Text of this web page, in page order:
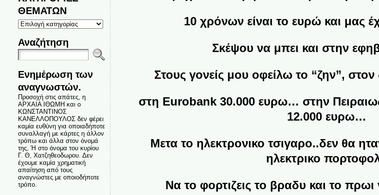
ΘΕΜΑΤΩΝ
ΚΑΤΗΓΟΡΙΕΣ
ΘΕΜΑΤΩΝ
Αναζήτηση
Ενημέρωση των
αναγνωστών.
Προσοχή στις απάτες, η
ΑΡΧΑΙΑ ΙΘΩΜΗ και ο
ΚΩΝΣΤΑΝΤΙΝΟΣ
ΚΑΝΕΛΛΟΠΟΥΛΟΣ δεν φέρει
καμία ευθύνη για οποιαδήποτε
συναλλαγή με κάρτες η άλλον
τρόπω και άλλα στον όνομά
της, Ή στο όνομα του κυρίου
Γ. Θ, Χατζηθεοδωρου. Δεν
έχουμε καμία χρηματική
απαίτηση από τους
αναγνώστες με οποιοδήποτε
τρόπο.
‎10 χρόνων είναι το ευρώ και μας
Σκέψου να μπει και στην
Στους γονείς μου οφείλω το “ζην”, στον
στη Eurobank 30.000 ευρω… στην
12.000 ευρω…
Μετα το ηλεκτρονικο τσιγαρο..δεν θα
ηλεκτρικο
Να το φορτιζεις το βραδυ και το πρωι